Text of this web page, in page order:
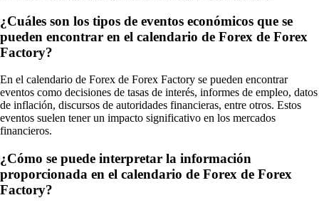
¿Cuáles son los tipos de eventos económicos que se
pueden encontrar en el calendario de Forex de Forex
Factory?
En el calendario de Forex de Forex Factory se pueden encontrar
eventos como decisiones de tasas de interés, informes de empleo, datos
de inflación, discursos de autoridades financieras, entre otros. Estos
eventos suelen tener un impacto significativo en los mercados
financieros.
¿Cómo se puede interpretar la información
proporcionada en el calendario de Forex de Forex
Factory?